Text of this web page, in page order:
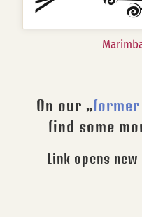
On our „former
find some
Link opens